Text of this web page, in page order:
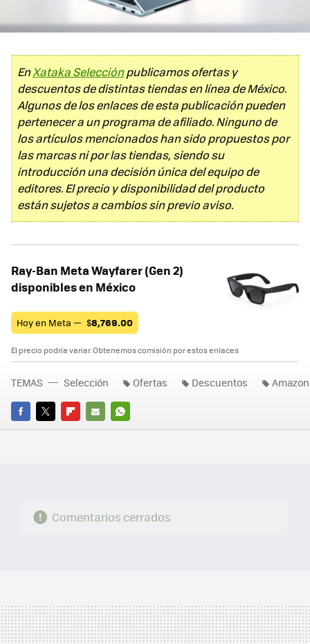
EnXataka Selecciónpublicamos ofertas y
descuentos de distintas tiendas en línea de México.
Algunos de los enlaces de esta publicación pueden
pertenecer a un programa de afiliado. Ninguno de
los artículos mencionados han sido propuestos por
las marcas ni por las tiendas, siendo su
introducción una decisión única del equipo de
editores. El precio y disponibilidad del producto
están sujetos a cambios sin previo aviso.
Ray-Ban Meta Wayfarer (Gen 2)
disponibles en México
Hoy en Meta — $8,769.00
El precio podría variar. Obtenemos comisión por estos enlaces
FACEBOOK
TWITTERFLIPBOARD
E-
WHATSAPP
TEMAS Selección Ofertas Descuentos
Comentarios cerrados